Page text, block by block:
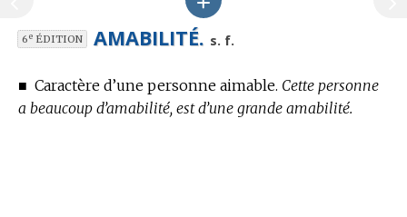
6eÉDITION AMABILITÉ. s. f.
■ Caractère d’une personne aimable. Cette personne
a beaucoup d’amabilité, est d’une grande amabilité.